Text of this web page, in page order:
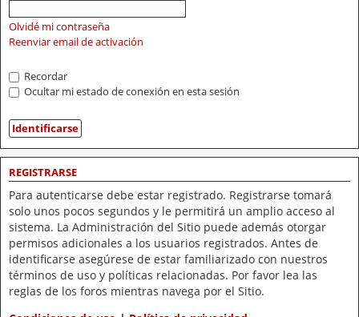
Olvidé mi contraseña
Reenviar email de activación
Recordar
Ocultar mi estado de conexión en esta sesión
REGISTRARSE
Para autenticarse debe estar registrado. Registrarse tomará
solo unos pocos segundos y le permitirá un amplio acceso al
sistema. La Administración del Sitio puede además otorgar
permisos adicionales a los usuarios registrados. Antes de
identificarse asegúrese de estar familiarizado con nuestros
términos de uso y políticas relacionadas. Por favor lea las
reglas de los foros mientras navega por el Sitio.